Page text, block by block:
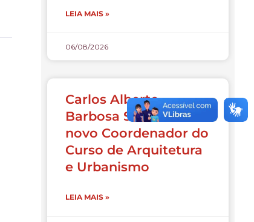
LEIA MAIS »
06/08/2026
Carlos Alberto
Barbosa Souza é o
novo Coordenador do
Curso de Arquitetura
e Urbanismo
LEIA MAIS »